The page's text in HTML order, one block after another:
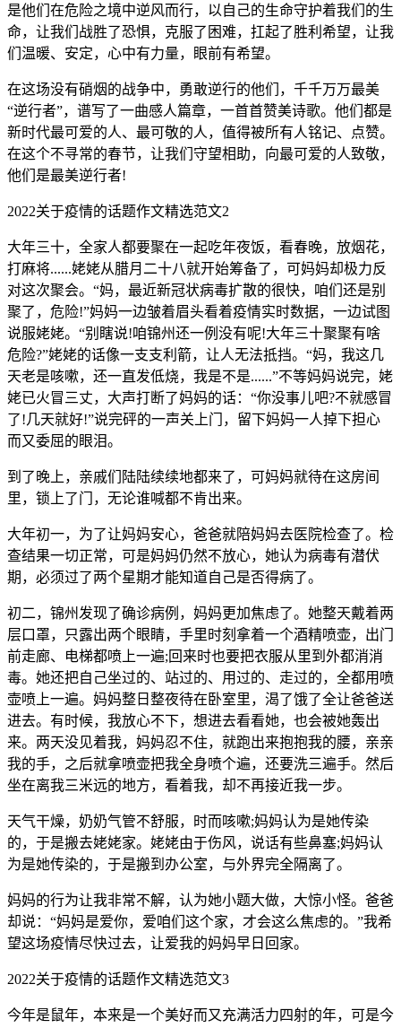
是他们在危险之境中逆风而行，以自己的生命守护着我们的生
命，让我们战胜了恐惧，克服了困难，扛起了胜利希望，让我
们温暖、安定，心中有力量，眼前有希望。
在这场没有硝烟的战争中，勇敢逆行的他们，千千万万最美
“逆行者”，谱写了一曲感人篇章，一首首赞美诗歌。他们都是
新时代最可爱的人、最可敬的人，值得被所有人铭记、点赞。
在这个不寻常的春节，让我们守望相助，向最可爱的人致敬，
他们是最美逆行者!
2022关于疫情的话题作文精选范文2
大年三十，全家人都要聚在一起吃年夜饭，看春晚，放烟花，
打麻将......姥姥从腊月二十八就开始筹备了，可妈妈却极力反
对这次聚会。“妈，最近新冠状病毒扩散的很快，咱们还是别
聚了，危险!”妈妈一边皱着眉头看着疫情实时数据，一边试图
说服姥姥。“别瞎说!咱锦州还一例没有呢!大年三十聚聚有啥
危险?”姥姥的话像一支支利箭，让人无法抵挡。“妈，我这几
天老是咳嗽，还一直发低烧，我是不是......”不等妈妈说完，姥
姥已火冒三丈，大声打断了妈妈的话：“你没事儿吧?不就感冒
了!几天就好!”说完砰的一声关上门，留下妈妈一人掉下担心
而又委屈的眼泪。
到了晚上，亲戚们陆陆续续地都来了，可妈妈就待在这房间
里，锁上了门，无论谁喊都不肯出来。
大年初一，为了让妈妈安心，爸爸就陪妈妈去医院检查了。检
查结果一切正常，可是妈妈仍然不放心，她认为病毒有潜伏
期，必须过了两个星期才能知道自己是否得病了。
初二，锦州发现了确诊病例，妈妈更加焦虑了。她整天戴着两
层口罩，只露出两个眼睛，手里时刻拿着一个酒精喷壶，出门
前走廊、电梯都喷上一遍;回来时也要把衣服从里到外都消消
毒。她还把自己坐过的、站过的、用过的、走过的，全都用喷
壶喷上一遍。妈妈整日整夜待在卧室里，渴了饿了全让爸爸送
进去。有时候，我放心不下，想进去看看她，也会被她轰出
来。两天没见着我，妈妈忍不住，就跑出来抱抱我的腰，亲亲
我的手，之后就拿喷壶把我全身喷个遍，还要洗三遍手。然后
坐在离我三米远的地方，看着我，却不再接近我一步。
天气干燥，奶奶气管不舒服，时而咳嗽;妈妈认为是她传染
的，于是搬去姥姥家。姥姥由于伤风，说话有些鼻塞;妈妈认
为是她传染的，于是搬到办公室，与外界完全隔离了。
妈妈的行为让我非常不解，认为她小题大做，大惊小怪。爸爸
却说：“妈妈是爱你，爱咱们这个家，才会这么焦虑的。”我希
望这场疫情尽快过去，让爱我的妈妈早日回家。
2022关于疫情的话题作文精选范文3
今年是鼠年，本来是一个美好而又充满活力四射的年，可是今